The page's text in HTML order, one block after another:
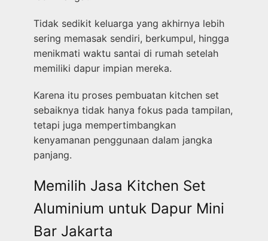
Tidak sedikit keluarga yang akhirnya lebih
sering memasak sendiri, berkumpul, hingga
menikmati waktu santai di rumah setelah
memiliki dapur impian mereka.
Karena itu proses pembuatan kitchen set
sebaiknya tidak hanya fokus pada tampilan,
tetapi juga mempertimbangkan
kenyamanan penggunaan dalam jangka
panjang.
Memilih Jasa Kitchen Set
Aluminium untuk Dapur Mini
Bar Jakarta